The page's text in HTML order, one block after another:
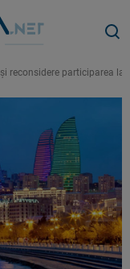
reconsidere participarea la